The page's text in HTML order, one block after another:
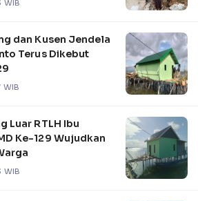
WIB
dan Kusen Jendela
Terus Dikebut
WIB
Luar RTLH Ibu
Ke-129 Wujudkan
WIB